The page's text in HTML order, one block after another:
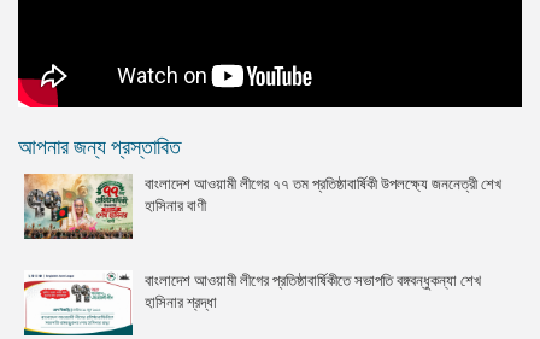
আপনার জন্য প্রস্তাবিত
বাংলাদেশ আওয়ামী লীগের ৭৭ তম প্রতিষ্ঠাবার্ষিকী উপলক্ষ্যে জননেত্রী শেখ
হাসিনার বাণী
বাংলাদেশ আওয়ামী লীগের প্রতিষ্ঠাবার্ষিকীতে সভাপতি বঙ্গবন্ধুকন্যা শেখ
হাসিনার শ্রদ্ধা